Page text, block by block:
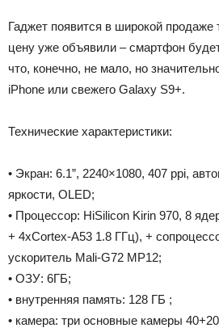
Гаджет появится в широкой продаже
цену уже объявили – смартфон
что, конечно, не мало, но
iPhone или свежего Galaxy S9+.
Технические характеристики:
• Экран: 6.1”, 2240×1080, 407 ppi,
яркости, OLED;
• Процессор: HiSilicon Kirin 970, 8
+ 4хCortex-A53 1.8 ГГц), +
ускоритель Mali-G72 MP12;
• ОЗУ: 6ГБ;
• внутренняя память: 128 ГБ ;
• камера: три основные камеры